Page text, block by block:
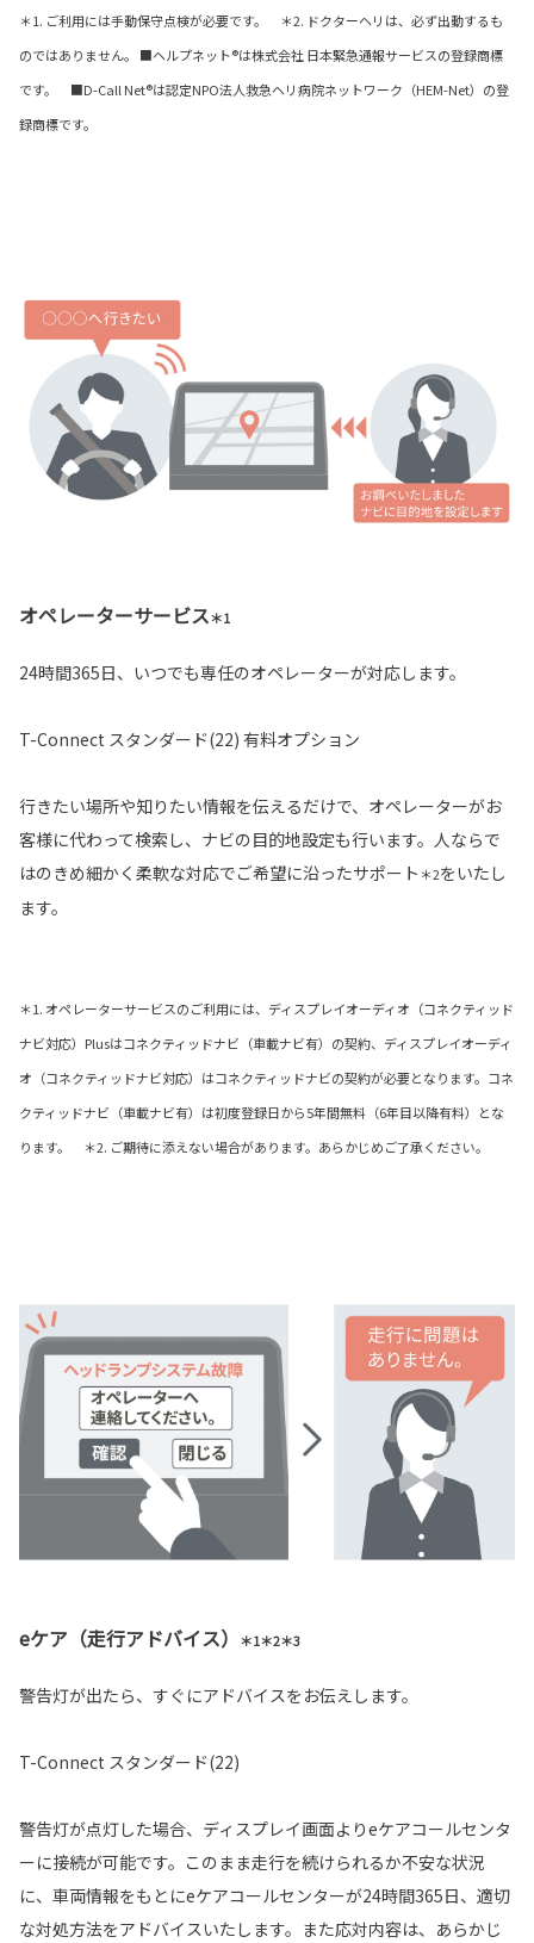
＊1. ご利用には手動保守点検が必要です。 ＊2. ドクターヘリは、必ず出動するも
のではありません。 ■ヘルプネット®は株式会社 日本緊急通報サービスの登録商標
です。 ■D-Call Net®は認定NPO法人救急ヘリ病院ネットワーク（HEM-Net）の登
録商標です。
オペレーターサービス＊1
24時間365日、いつでも専任のオペレーターが対応します。
T-Connect スタンダード(22) 有料オプション
行きたい場所や知りたい情報を伝えるだけで、オペレーターがお
客様に代わって検索し、ナビの目的地設定も行います。人ならで
はのきめ細かく柔軟な対応でご希望に沿ったサポート ＊2をいたし
ます。
＊1. オペレーターサービスのご利用には、ディスプレイオーディオ（コネクティッド
ナビ対応）Plusはコネクティッドナビ（車載ナビ有）の契約、ディスプレイオーディ
オ（コネクティッドナビ対応）はコネクティッドナビの契約が必要となります。コネ
クティッドナビ（車載ナビ有）は初度登録日から5年間無料（6年目以降有料）とな
ります。 ＊2. ご期待に添えない場合があります。あらかじめご了承ください。
eケア（走行アドバイス） ＊1＊2＊3
警告灯が出たら、すぐにアドバイスをお伝えします。
T-Connect スタンダード(22)
警告灯が点灯した場合、ディスプレイ画面よりeケアコールセンタ
ーに接続が可能です。このまま走行を続けられるか不安な状況
に、車両情報をもとにeケアコールセンターが24時間365日、適切
な対処方法をアドバイスいたします。また応対内容は、あらかじ